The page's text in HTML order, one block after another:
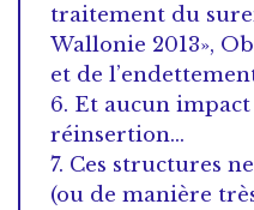
traitement du
Wallonie 2013»,
et de
6. Et aucun
réinsertion…
7. Ces structures
(ou de manière